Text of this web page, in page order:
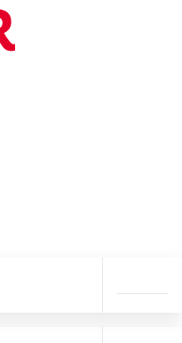
OFERTE DE NERATAT